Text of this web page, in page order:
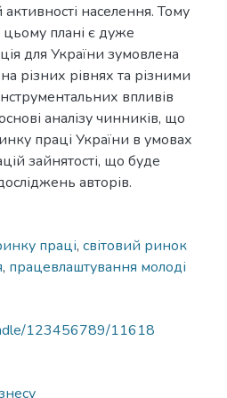
активності населення. Тому
плані є дуже
для України зумовлена
різних рівнях та різними
впливів
аналізу чинників, що
праці України в умовах
зайнятості, що буде
авторів.
праці, світовий ринок
, працевлаштування молоді
123456789/11618